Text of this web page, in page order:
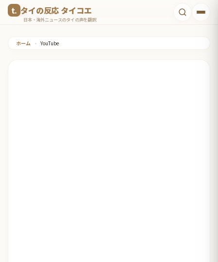
タイの反応 タイコエ
日本・海外ニュースのタイの声を翻訳
ホーム • YouTube